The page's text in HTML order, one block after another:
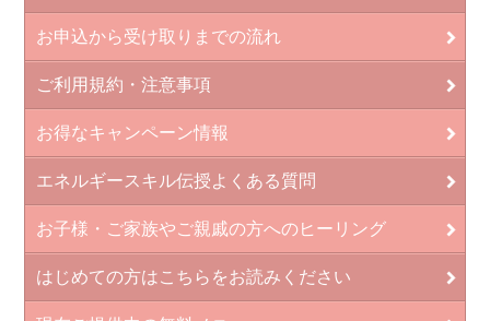
お申込から受け取りまでの流れ
ご利用規約・注意事項
お得なキャンペーン情報
エネルギースキル伝授よくある質問
お子様・ご家族やご親戚の方へのヒーリング
はじめての方はこちらをお読みください